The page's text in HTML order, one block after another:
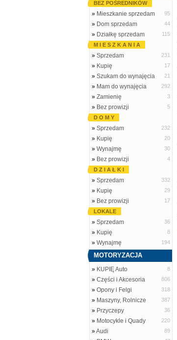
BEZ POŚREDNIKÓW
» Mieszkanie sprzedam 95
» Dom sprzedam 44
» Działkę sprzedam
115
M I E S Z K A N I A
» Sprzedam 231
» Kupię 17
» Szukam do wynajęcia 21
» Mam do wynajęcia 292
» Zamienię 3
» Bez prowizji
5
D O M Y
» Sprzedam 232
» Kupię 20
» Wynajmę 30
» Bez prowizji
4
D Z I A Ł K I
» Sprzedam 332
» Kupię 29
» Bez prowizji
17
LOKALE
» Sprzedam 36
» Kupię 8
» Wynajmę 194
MOTORYZACJA
» KUPIĘ Auto 8
» Części i Akcesoria 806
» Opony i Felgi 318
» Maszyny, Rolnicze 387
» Przyczepy 36
» Motocykle i Quady 220
»Audi 89